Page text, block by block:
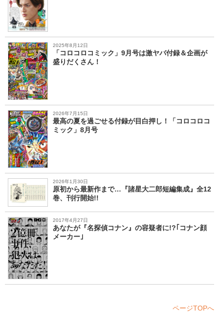
2025年8月12日
「コロコロコミック」9月号は激ヤバ付録＆企画が
盛りだくさん！
2026年7月15日
最高の夏を過ごせる付録が目白押し！「コロコロコ
ミック」8月号
2026年1月30日
原初から最新作まで…『諸星大二郎短編集成』全12
巻、刊行開始!!
2017年4月27日
あなたが『名探偵コナン』の容疑者に!?｢コナン顔
メーカー｣
ページTOPへ